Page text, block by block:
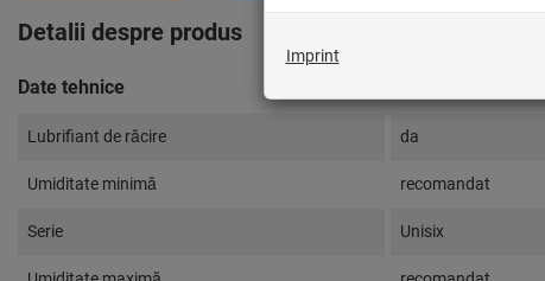
Detalii despre produs
Date tehnice
Lubrifiant de răcire da
Umiditate minimă recomandat
Serie Unisix